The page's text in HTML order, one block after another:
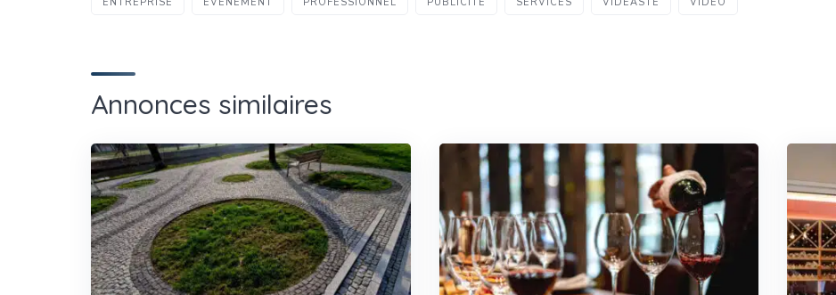
Annonces similaires